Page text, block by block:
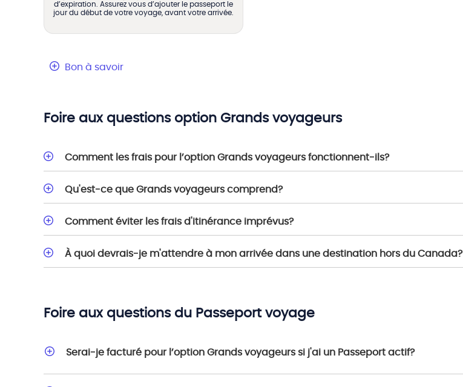
d’expiration. Assurez vous d’ajouter le passeport le
jour du début de votre voyage, avant votre arrivée.
Bon à savoir
Foire aux questions option Grands voyageurs
Comment les frais pour l’option Grands voyageurs fonctionnent-ils?
Qu'est-ce que Grands voyageurs comprend?
Comment éviter les frais d'itinérance imprévus?
À quoi devrais-je m'attendre à mon arrivée dans une destination hors du Canada?
Foire aux questions du Passeport voyage
Serai-je facturé pour l’option Grands voyageurs si j'ai un Passeport actif?